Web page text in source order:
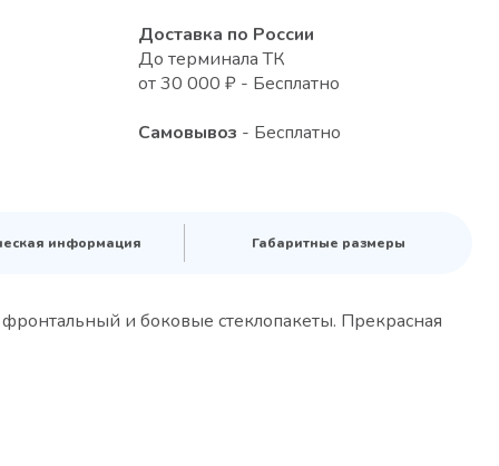
Доставка по России
До терминала ТК
от 30 000 ₽ - Бесплатно
Самовывоз - Бесплатно
информация Габаритные размеры
и боковые стеклопакеты. Прекрасная